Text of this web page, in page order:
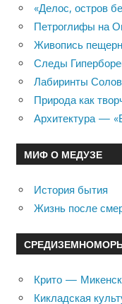
«Делос, остров
Петроглифы на
Живопись
Следы
Лабиринты
Природа как
Архитектура —
МИФ О МЕДУЗЕ
История бытия
Жизнь после
Крито —
Кикладская